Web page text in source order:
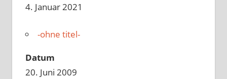
4. Januar 2021
-ohne titel-
Datum
20. Juni 2009